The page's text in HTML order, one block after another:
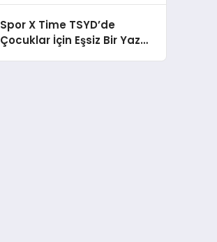
Spor X Time TSYD’de
Çocuklar İçin Eşsiz Bir Yaz